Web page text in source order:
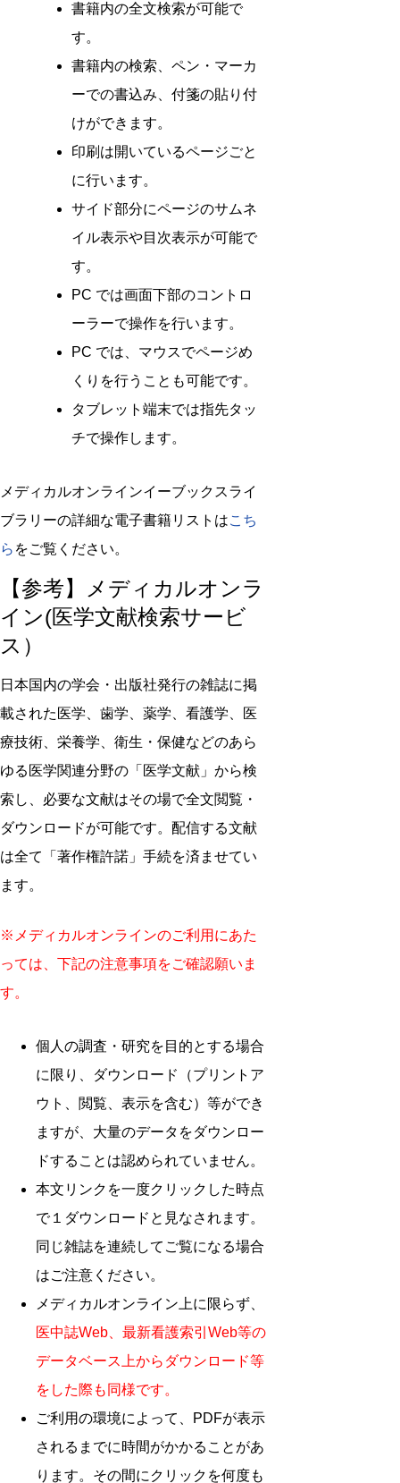
書籍内の全文検索が可能で
す。
書籍内の検索、ペン・マーカ
ーでの書込み、付箋の貼り付
けができます。
印刷は開いているページごと
に行います。
サイド部分にページのサムネ
イル表示や目次表示が可能で
す。
PC では画面下部のコントロ
ーラーで操作を行います。
PC では、マウスでページめ
くりを行うことも可能です。
タブレット端末では指先タッ
チで操作します。
メディカルオンラインイーブックスライ
ブラリーの詳細な電子書籍リストはこち
ら をご覧ください。
【参考】メディカルオンラ
イン(医学文献検索サービ
ス）
日本国内の学会・出版社発行の雑誌に掲
載された医学、歯学、薬学、看護学、医
療技術、栄養学、衛生・保健などのあら
ゆる医学関連分野の「医学文献」から検
索し、必要な文献はその場で全文閲覧・
ダウンロードが可能です。配信する文献
は全て「著作権許諾」手続を済ませてい
ます。
※メディカルオンラインのご利用にあた
っては、下記の注意事項をご確認願いま
す。
個人の調査・研究を目的とする場合
に限り、ダウンロード（プリントア
ウト、閲覧、表示を含む）等ができ
ますが、大量のデータをダウンロー
ドすることは認められていません。
本文リンクを一度クリックした時点
で１ダウンロードと見なされます。
同じ雑誌を連続してご覧になる場合
はご注意ください。
メディカルオンライン上に限らず、
医中誌Web、最新看護索引Web等の
データベース上からダウンロード等
をした際も同様です。
ご利用の環境によって、PDFが表示
されるまでに時間がかかることがあ
ります。その間にクリックを何度も